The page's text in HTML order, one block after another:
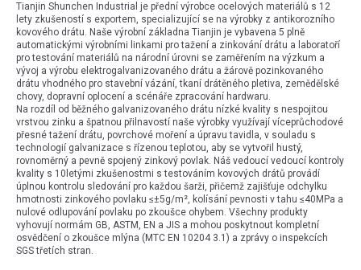
Tianjin Shunchen Industrial je přední výrobce ocelových materiálů s 12
lety zkušeností s exportem, specializující se na výrobky z antikorozního
kovového drátu. Naše výrobní základna Tianjin je vybavena 5 plně
automatickými výrobními linkami pro tažení a zinkování drátu a laboratoří
pro testování materiálů na národní úrovni se zaměřením na výzkum a
vývoj a výrobu elektrogalvanizovaného drátu a žárově pozinkovaného
drátu vhodného pro stavební vázání, tkaní drátěného pletiva, zemědělské
chovy, dopravní oplocení a scénáře zpracování hardwaru.
Na rozdíl od běžného galvanizovaného drátu nízké kvality s nespojitou
vrstvou zinku a špatnou přilnavostí naše výrobky využívají víceprůchodové
přesné tažení drátu, povrchové moření a úpravu tavidla, v souladu s
technologií galvanizace s řízenou teplotou, aby se vytvořil hustý,
rovnoměrný a pevně spojený zinkový povlak. Náš vedoucí vedoucí kontroly
kvality s 10letými zkušenostmi s testováním kovových drátů provádí
úplnou kontrolu sledování pro každou šarži, přičemž zajišťuje odchylku
hmotnosti zinkového povlaku ≤±5g/m², kolísání pevnosti v tahu ≤40MPa a
nulové odlupování povlaku po zkoušce ohybem. Všechny produkty
vyhovují normám GB, ASTM, EN a JIS a mohou poskytnout kompletní
osvědčení o zkoušce mlýna (MTC EN 10204 3.1) a zprávy o inspekcích
SGS třetích stran.